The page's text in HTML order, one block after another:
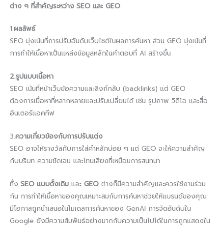
ต่าง ๆ ที่สำคัญระหว่าง SEO และ GEO
1.ผลลัพธ์
SEO มุ่งเน้นที่การปรับอันดับเว็บไซต์ในผลการค้นหา ส่วน GEO มุ่งเน้นที่
การทำให้เนื้อหาเป็นแหล่งข้อมูลหลักในคำตอบที่ AI สร้างขึ้น
2.รูปแบบเนื้อหา
SEO เน้นที่หน้าเว็บข้อความและลิงก์กลับ (backlinks) แต่ GEO
ต้องการเนื้อหาที่หลากหลายและปรับเปลี่ยนได้ เช่น รูปภาพ วิดีโอ และสื่อ
อินเตอร์แอคทีฟ
3.ความเกี่ยวข้องกับการปรับแต่ง
SEO อาจให้รางวัลกับการใส่คำหลักบ่อย ๆ แต่ GEO จะให้ความสำคัญ
กับบริบท ความชัดเจน และโทนเสียงที่เหมือนการสนทนา
ทั้ง SEO แบบดั้งเดิม และ GEO ต่างก็มีความสำคัญและควรใช้งานร่วม
กัน การทำให้เนื้อหาของคุณเหมาะสมกับการค้นหาช่วยให้แบรนด์ของคุณ
มีโอกาสถูกนำเสนอในโมเดลการค้นหาของ GenAI การจัดอันดับใน
Google ยังมีความสัมพันธ์อย่างมากกับความเป็นไปได้ในการถูกแสดงใน